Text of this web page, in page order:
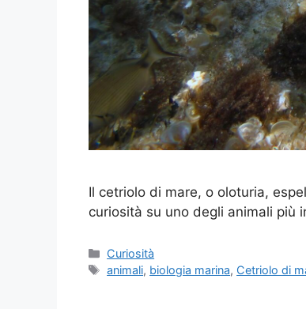
Il cetriolo di mare, o oloturia,
curiosità su uno degli animali più
Categorie
Curiosità
Tag
animali, biologia marina, Cetriolo di